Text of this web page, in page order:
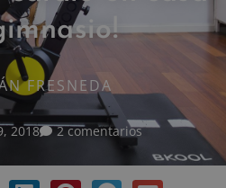
FRESNEDA
2018 2 comentarios